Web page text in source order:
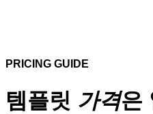
PRICING GUIDE
템플릿 가격은